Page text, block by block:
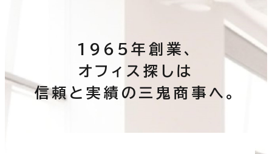
1965年創業、
オフィス探しは
信頼と実績の三鬼商事へ。